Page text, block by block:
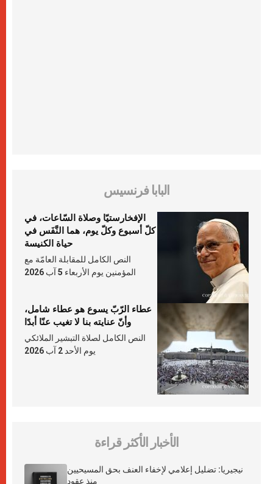
البابا فرنسيس
الإفخارستيّا وصلاة السّاعات، في
كلّ أسبوع وكلّ يوم، هما النَّفَس في
حياة الكنيسة
النص الكامل للمقابلة العامّة مع
المؤمنين يوم الأربعاء 5 آب 2026
عطاء الرّبّ يسوع هو عطاء شامل،
وأنّ عنايته بنا لا تغيب عنّا أبدًا
النص الكامل لصلاة التبشير الملائكي
يوم الأحد 2 آب 2026
الأخبار الأكثر قراءة
نيجيريا: تضليل إعلامي لإخفاء العنف بحق المسيحيين
منذ عقود